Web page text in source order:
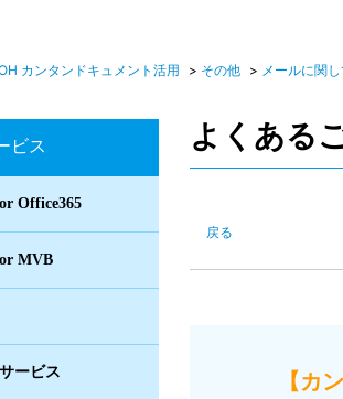
カンタンドキュメント活用 > その他 > メールに関
ビス
Office365
MVB
ービス
よくある
戻る
【カ